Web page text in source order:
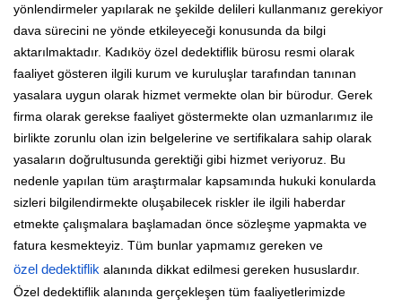
yönlendirmeler yapılarak ne şekilde delileri kullanmanız gerekiyor
dava sürecini ne yönde etkileyeceği konusunda da bilgi
aktarılmaktadır. Kadıköy özel dedektiflik bürosu resmi olarak
faaliyet gösteren ilgili kurum ve kuruluşlar tarafından tanınan
yasalara uygun olarak hizmet vermekte olan bir bürodur. Gerek
firma olarak gerekse faaliyet göstermekte olan uzmanlarımız ile
birlikte zorunlu olan izin belgelerine ve sertifikalara sahip olarak
yasaların doğrultusunda gerektiği gibi hizmet veriyoruz. Bu
nedenle yapılan tüm araştırmalar kapsamında hukuki konularda
sizleri bilgilendirmekte oluşabilecek riskler ile ilgili haberdar
etmekte çalışmalara başlamadan önce sözleşme yapmakta ve
fatura kesmekteyiz. Tüm bunlar yapmamız gereken ve
özel dedektiflik alanında dikkat edilmesi gereken hususlardır.
Özel dedektiflik alanında gerçekleşen tüm faaliyetlerimizde